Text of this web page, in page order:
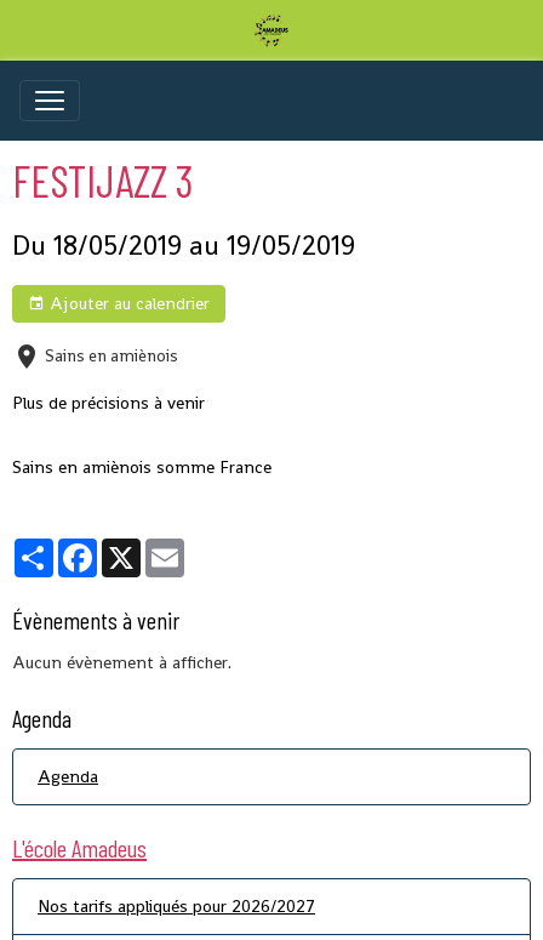
FESTIJAZZ 3
Du 18/05/2019 au 19/05/2019
Ajouter au calendrier
Sains en amiènois
Plus de précisions à venir
Sains en amiènois somme France
PartagerFacebook
X
Évènements à venir
Aucun évènement à afficher.
Agenda
Agenda
L'école Amadeus
Nos tarifs appliqués pour 2026/2027